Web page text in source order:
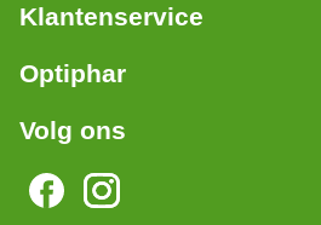
Klantenservice
Optiphar
Volg ons